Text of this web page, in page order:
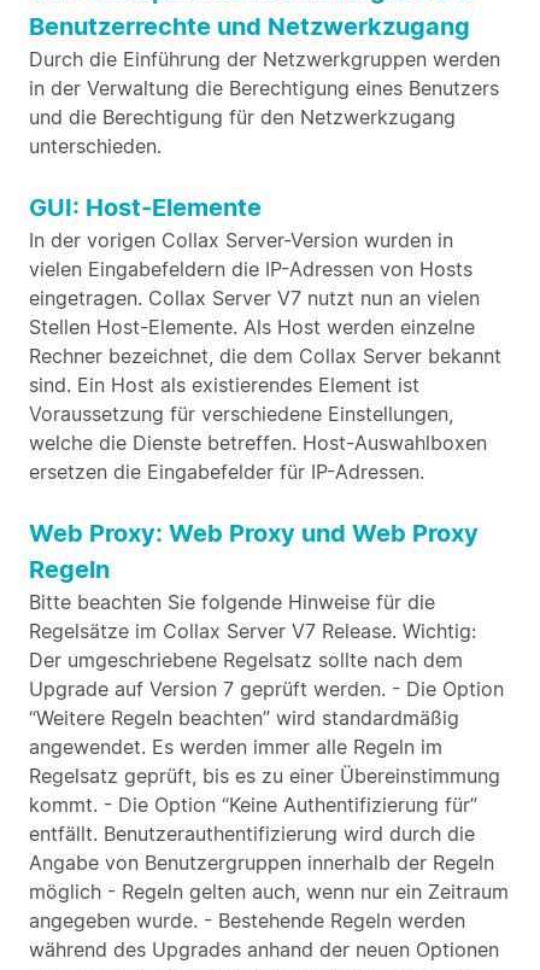
Benutzerrechte und Netzwerkzugang
Durch die Einführung der Netzwerkgruppen werden
in der Verwaltung die Berechtigung eines Benutzers
und die Berechtigung für den Netzwerkzugang
unterschieden.
GUI: Host-Elemente
In der vorigen Collax Server-Version wurden in
vielen Eingabefeldern die IP-Adressen von Hosts
eingetragen. Collax Server V7 nutzt nun an vielen
Stellen Host-Elemente. Als Host werden einzelne
Rechner bezeichnet, die dem Collax Server bekannt
sind. Ein Host als existierendes Element ist
Voraussetzung für verschiedene Einstellungen,
welche die Dienste betreffen. Host-Auswahlboxen
ersetzen die Eingabefelder für IP-Adressen.
Web Proxy: Web Proxy und Web Proxy
Regeln
Bitte beachten Sie folgende Hinweise für die
Regelsätze im Collax Server V7 Release. Wichtig:
Der umgeschriebene Regelsatz sollte nach dem
Upgrade auf Version 7 geprüft werden. - Die Option
“Weitere Regeln beachten” wird standardmäßig
angewendet. Es werden immer alle Regeln im
Regelsatz geprüft, bis es zu einer Übereinstimmung
kommt. - Die Option “Keine Authentifizierung für”
entfällt. Benutzerauthentifizierung wird durch die
Angabe von Benutzergruppen innerhalb der Regeln
möglich - Regeln gelten auch, wenn nur ein Zeitraum
angegeben wurde. - Bestehende Regeln werden
während des Upgrades anhand der neuen Optionen